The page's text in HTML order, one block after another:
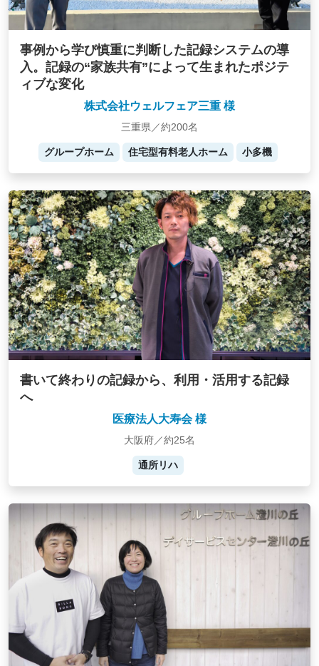
事例から学び慎重に判断した記録システムの導
入。記録の“家族共有”によって生まれたポジテ
ィブな変化
株式会社ウェルフェア三重 様
三重県／約200名
グループホーム 住宅型有料老人ホーム 小多機
書いて終わりの記録から、利用・活用する記録
へ
医療法人大寿会 様
大阪府／約25名
通所リハ